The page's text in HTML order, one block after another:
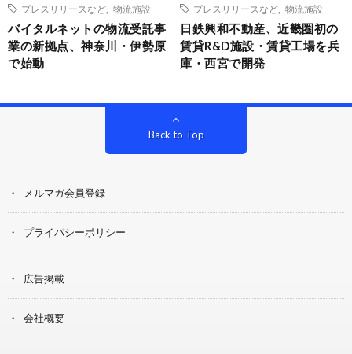
プレスリリースなど
物流施設
バイタルネットの物流受託事
業の新拠点、神奈川・伊勢原
で始動
プレスリリースなど
物流施設
日鉄興和不動産、近畿圏初の
賃貸R&D施設・賃貸工場を兵
庫・西宮で開発
Back to Top
メルマガ会員登録
プライバシーポリシー
広告掲載
会社概要